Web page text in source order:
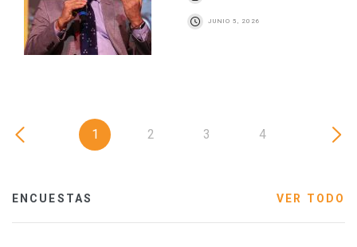
JUNIO 5, 2026
1 2 3 4
ENCUESTAS VER TODO